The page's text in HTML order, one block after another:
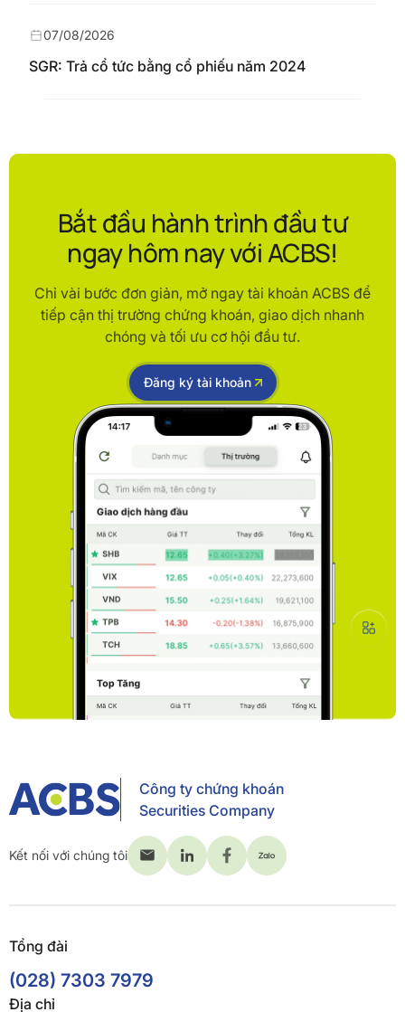
SGR: Trả cổ tức bằng cổ phiếu năm 2024
07/08/2026
Bắt đầu hành trình đầu tư
ngay hôm nay với ACBS!
Chỉ vài bước đơn giản, mở ngay tài khoản ACBS để
tiếp cận thị trường chứng khoán, giao dịch nhanh
chóng và tối ưu cơ hội đầu tư.
Đăng ký tài khoản
Công ty chứng khoán
Securities Company
Kết nối với chúng tôi
Tổng đài
(028) 7303 7979
Địa chỉ